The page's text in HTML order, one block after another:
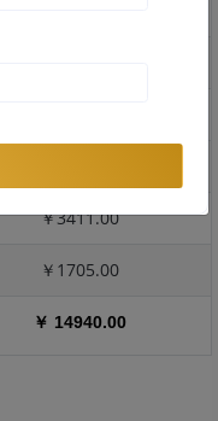
￥3411.00
￥1705.00
￥ 14940.00